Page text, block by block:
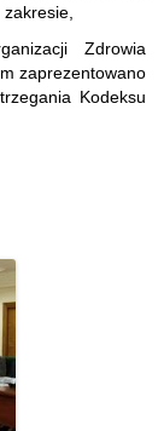
Zdrowia
zaprezentowano
Kodeksu